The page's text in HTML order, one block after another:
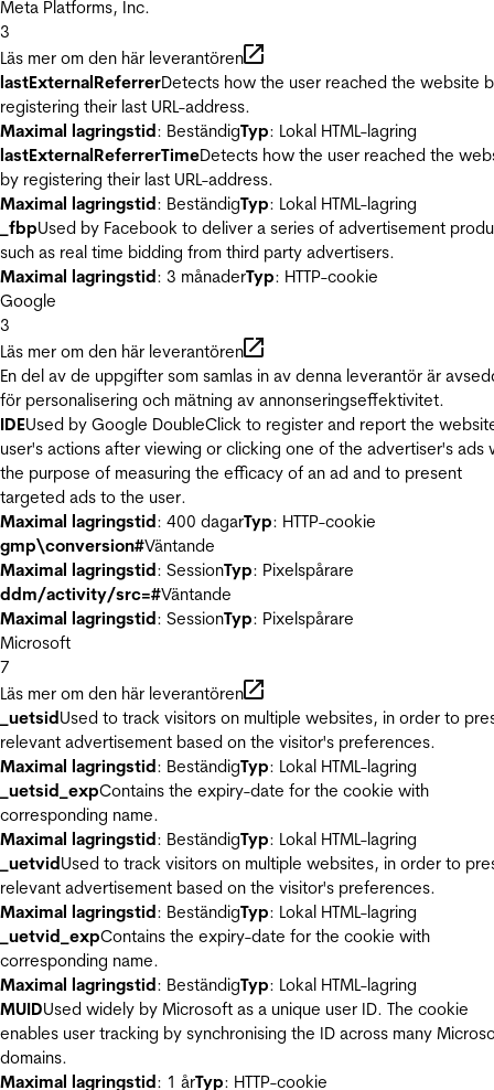
Meta Platforms, Inc.
3
Läs mer om den här leverantören
lastExternalReferrerDetects how the user reached the website
registering their last URL-address.
Maximal lagringstid: BeständigTyp: Lokal HTML-lagring
lastExternalReferrerTimeDetects how the user reached the
by registering their last URL-address.
Maximal lagringstid: BeständigTyp: Lokal HTML-lagring
_fbpUsed by Facebook to deliver a series of advertisement
such as real time bidding from third party advertisers.
Maximal lagringstid: 3 månaderTyp: HTTP-cookie
Google
3
Läs mer om den här leverantören
En del av de uppgifter som samlas in av denna leverantör är
för personalisering och mätning av annonseringseffektivitet.
IDEUsed by Google DoubleClick to register and report the
user's actions after viewing or clicking one of the advertiser's ads
the purpose of measuring the efficacy of an ad and to present
targeted ads to the user.
Maximal lagringstid: 400 dagarTyp: HTTP-cookie
gmp\conversion#Väntande
Maximal lagringstid: SessionTyp: Pixelspårare
ddm/activity/src=#Väntande
Maximal lagringstid: SessionTyp: Pixelspårare
Microsoft
7
Läs mer om den här leverantören
_uetsidUsed to track visitors on multiple websites, in order to
relevant advertisement based on the visitor's preferences.
Maximal lagringstid: BeständigTyp: Lokal HTML-lagring
_uetsid_expContains the expiry-date for the cookie with
corresponding name.
Maximal lagringstid: BeständigTyp: Lokal HTML-lagring
_uetvidUsed to track visitors on multiple websites, in order to
relevant advertisement based on the visitor's preferences.
Maximal lagringstid: BeständigTyp: Lokal HTML-lagring
_uetvid_expContains the expiry-date for the cookie with
corresponding name.
Maximal lagringstid: BeständigTyp: Lokal HTML-lagring
MUIDUsed widely by Microsoft as a unique user ID. The cookie
enables user tracking by synchronising the ID across many
domains.
Maximal lagringstid: 1 årTyp: HTTP-cookie